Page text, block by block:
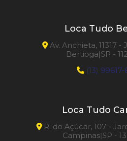
Loca Tudo
Av. Anchieta, 11317 -
Bertioga|SP -
(13)
Loca Tudo
R. do Açúcar, 107 -
Campinas|SP -